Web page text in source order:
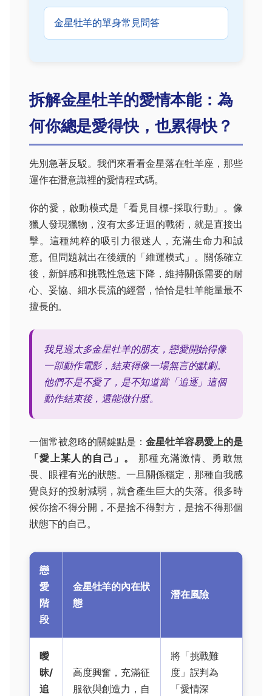
金星牡羊的單身常見問答
拆解金星牡羊的愛情本能：為
何你總是愛得快，也累得快？
先別急著反駁。我們來看看金星落在牡羊座，那些
運作在潛意識裡的愛情程式碼。
你的愛，啟動模式是「看見目標-採取行動」。像
獵人發現獵物，沒有太多迂迴的戰術，就是直接出
擊。這種純粹的吸引力很迷人，充滿生命力和誠
意。但問題就出在後續的「維運模式」。關係確立
後，新鮮感和挑戰性急速下降，維持關係需要的耐
心、妥協、細水長流的經營，恰恰是牡羊能量最不
擅長的。
我見過太多金星牡羊的朋友，戀愛開始得像
一部動作電影，結束得像一場無言的默劇。
他們不是不愛了，是不知道當「追逐」這個
動作結束後，還能做什麼。
一個常被忽略的關鍵點是：金星牡羊容易愛上的是
「愛上某人的自己」。
那種充滿激情、勇敢無
畏、眼裡有光的狀態。一旦關係穩定，那種自我感
覺良好的投射減弱，就會產生巨大的失落。很多時
候你捨不得分開，不是捨不得對方，是捨不得那個
狀態下的自己。
戀
愛
階
段
金星牡羊的內在狀
態
潛在風險
曖
昧/
追
高度興奮，充滿征
服欲與創造力，自
將「挑戰難
度」誤判為
「愛情深